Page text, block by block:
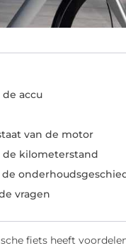
accu
van de motor
de kilometerstand
de
vragen
fiets heeft